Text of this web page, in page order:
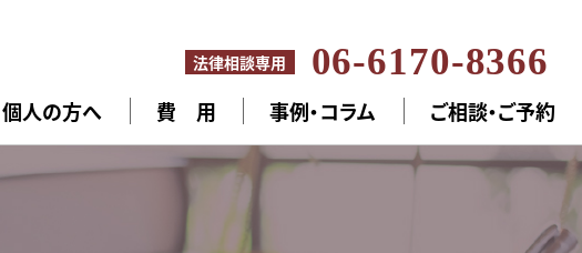
個人の方へ 費 用 事例・コラム ご相談・ご予約
法律相談専用 06-6170-8366